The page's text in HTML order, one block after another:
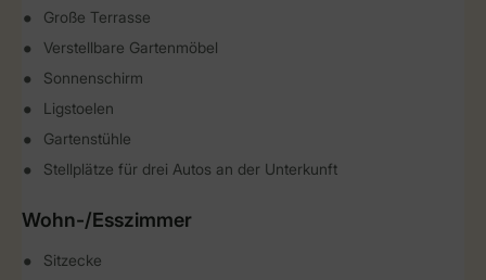
Große Terrasse
Verstellbare Gartenmöbel
Sonnenschirm
Ligstoelen
Gartenstühle
Stellplätze für drei Autos an der Unterkunft
Wohn-/Esszimmer
Sitzecke